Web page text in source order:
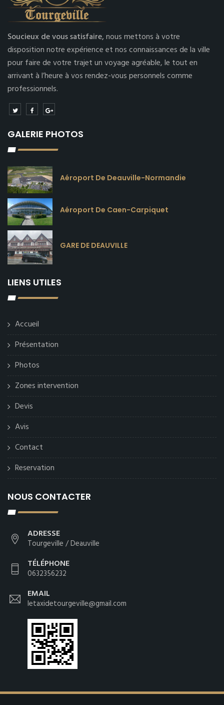
Soucieux de vous satisfaire,nous mettons à votre
disposition notre expérience et nos connaissances de la ville
pour faire de votre trajet un voyage agréable, le tout en
arrivant à l’heure à vos rendez-vous personnels comme
professionnels.
GALERIE PHOTOS
Aéroport De Deauville-Normandie
Aéroport De Caen-Carpiquet
GARE DE DEAUVILLE
LIENS UTILES
Accueil
Présentation
Photos
Zones intervention
Devis
Avis
Contact
Reservation
NOUS CONTACTER
ADRESSE
Tourgeville / Deauville
TÉLÉPHONE
0632356232
EMAIL
letaxidetourgeville@gmail.com